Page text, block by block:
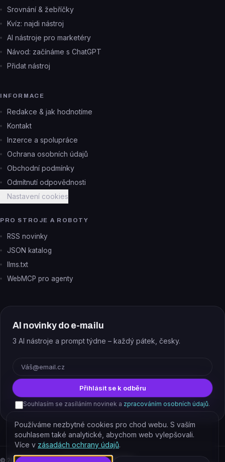
Srovnání & žebříčky
Kvíz: najdi nástroj
AI nástroje pro marketéry
Návod: začínáme s ChatGPT
Přidat nástroj
INFORMACE
Redakce & jak hodnotíme
Kontakt
Inzerce a spolupráce
Ochrana osobních údajů
Obchodní podmínky
Odmítnutí odpovědnosti
Nastavení cookies
PRO STROJE A ROBOTY
RSS novinky
JSON katalog
llms.txt
WebMCP pro agenty
AI novinky do e-mailu
3 AI nástroje a prompt týdne – každý pátek, česky.
Přihlásit se k odběru
Souhlasím se zasíláním novinek a zpracováním osobních údajů.
© 2026 EJAJ s.r.o. – všechna práva vyhrazena.
Používáme nezbytné cookies pro chod webu. S vaším
souhlasem také analytické, abychom web vylepšovali.
Více v zásadách ochrany údajů.